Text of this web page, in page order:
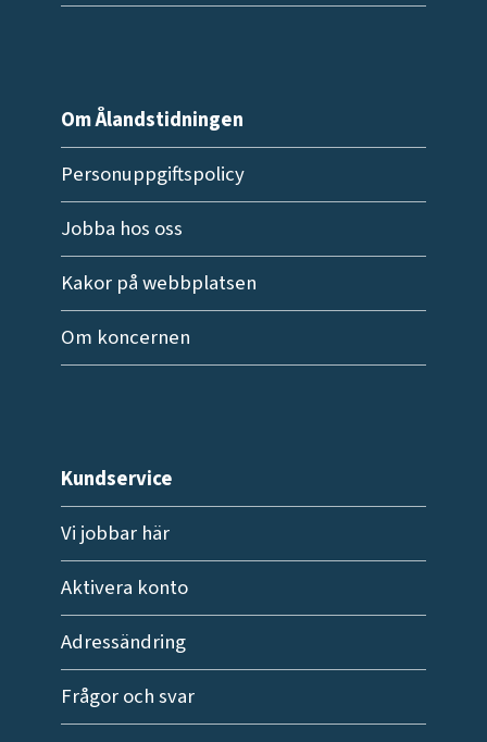
Om Ålandstidningen
Personuppgiftspolicy
Jobba hos oss
Kakor på webbplatsen
Om koncernen
Kundservice
Vi jobbar här
Aktivera konto
Adressändring
Frågor och svar